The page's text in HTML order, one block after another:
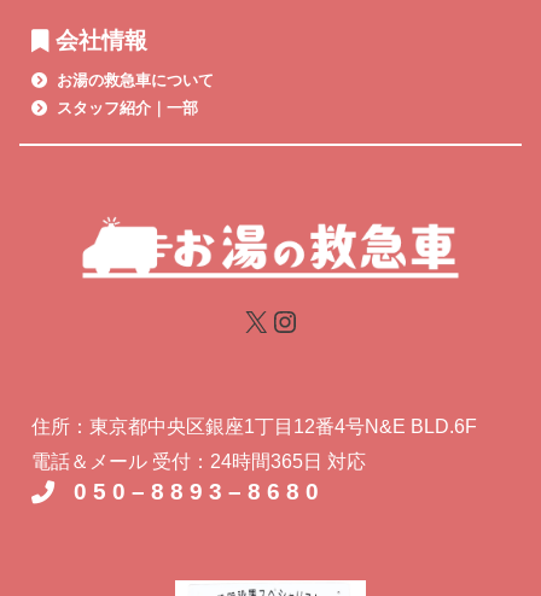
会社情報
お湯の救急車について
スタッフ紹介｜一部
住所：東京都中央区銀座1丁目12番4号N&E BLD.6F
電話＆メール 受付：24時間365日 対応
0 5 0 – 8 8 9 3 – 8 6 8 0